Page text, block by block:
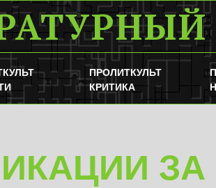
ПРОЛИТКУЛЬТ
КРИТИКА
ЗА